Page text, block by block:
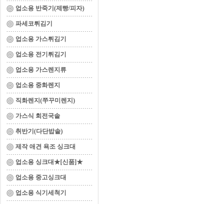
업소용 반죽기(제빵/피자)
파세코튀김기
업소용 가스튀김기
업소용 전기튀김기
업소용 가스렌지류
업소용 중화렌지
직화렌지(쭈꾸미렌지)
가스식 회전국솥
취반기(다단밥솥)
제작 애견 욕조 싱크대
업소용 싱크대★[신품]★
업소용 중고싱크대
업소용 식기세척기